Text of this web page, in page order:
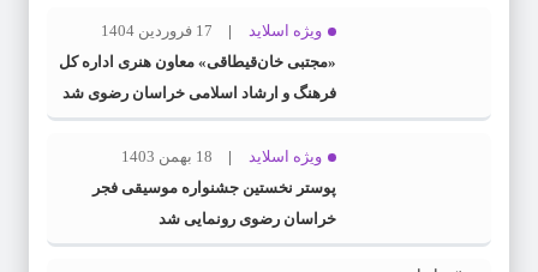
ویژه اسلاید
17 فروردین 1404
«مجتبی خان‌قیطاقی» معاون هنری اداره کل
فرهنگ و ارشاد اسلامی خراسان رضوی شد
ویژه اسلاید
18 بهمن 1403
پوستر نخستین جشنواره موسیقی فجر
خراسان رضوی رونمایی شد